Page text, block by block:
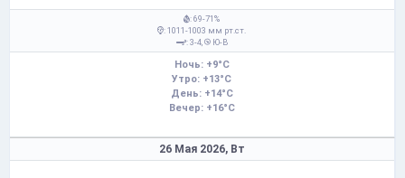
: 69-71%
: 1011-1003 мм рт.ст.
: 3-4,
Ю-В
Ночь: +9°C
Утро: +13°C
День: +14°C
Вечер: +16°C
26 Мая 2026, Вт